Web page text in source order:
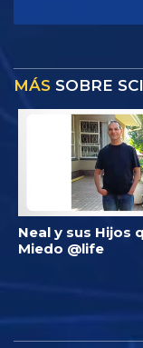
MÁS SOBRE
Neal y sus Hijos
Miedo @life